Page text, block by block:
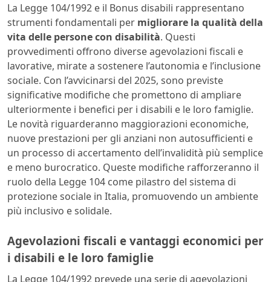
La Legge 104/1992 e il Bonus disabili rappresentano
strumenti fondamentali per migliorare la qualità della
vita delle persone con disabilità. Questi
provvedimenti offrono diverse agevolazioni fiscali e
lavorative, mirate a sostenere l’autonomia e l’inclusione
sociale. Con l’avvicinarsi del 2025, sono previste
significative modifiche che promettono di ampliare
ulteriormente i benefici per i disabili e le loro famiglie.
Le novità riguarderanno maggiorazioni economiche,
nuove prestazioni per gli anziani non autosufficienti e
un processo di accertamento dell’invalidità più semplice
e meno burocratico. Queste modifiche rafforzeranno il
ruolo della Legge 104 come pilastro del sistema di
protezione sociale in Italia, promuovendo un ambiente
più inclusivo e solidale.
Agevolazioni fiscali e vantaggi economici per
i disabili e le loro famiglie
La Legge 104/1992 prevede una serie di agevolazioni